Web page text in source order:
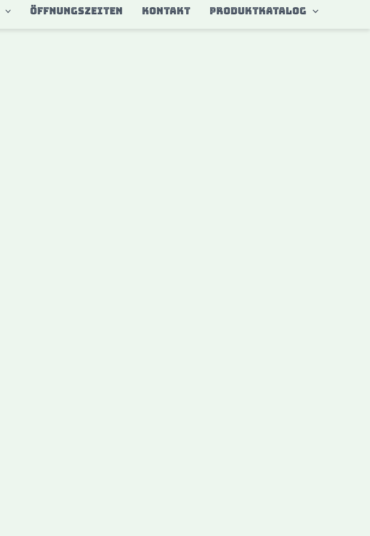
ÖFFNUNGSZEITEN KONTAKT Produktkatalog